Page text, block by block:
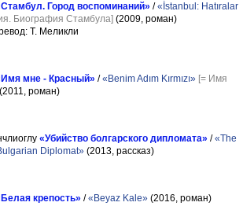
Город воспоминаний» /«İstanbul: Hatıralar
Биография Стамбула] (2009, роман)
Т. Меликли
мне - Красный» /«Benim Adım Kırmızı» [= Имя
(2011, роман)
«Убийство болгарского дипломата» /«The
Diplomat» (2013, рассказ)
крепость» /«Beyaz Kale» (2016, роман)